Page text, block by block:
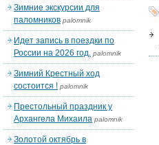
Зимние экскурсии для
паломников palomnik
Идет запись в поездки по
России на 2026 год. palomnik
Зимний Крестный ход
состоится ! palomnik
Престольный праздник у
Архангела Михаила palomnik
Золотой октябрь в